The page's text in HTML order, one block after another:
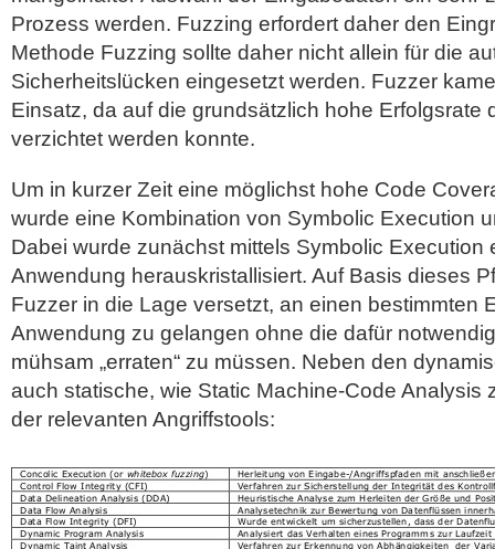
Prozess werden. Fuzzing erfordert daher den
Methode Fuzzing sollte daher nicht allein für die
Sicherheitslücken eingesetzt werden. Fuzzer
Einsatz, da auf die grundsätzlich hohe Erfolgsrate
verzichtet werden konnte.
Um in kurzer Zeit eine möglichst hohe Code
wurde eine Kombination von Symbolic Execution
Dabei wurde zunächst mittels Symbolic Execution
Anwendung herauskristallisiert. Auf Basis dieses
Fuzzer in die Lage versetzt, an einen bestimmten
Anwendung zu gelangen ohne die dafür
mühsam „erraten“ zu müssen. Neben den
auch statische, wie Static Machine-Code Analysis
der relevanten Angriffstools: